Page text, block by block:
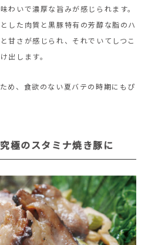
わいで濃厚な旨みが感じられます。
した肉質と黒豚特有の芳醇な脂のハ
甘さが感じられ、それでいてしつこ
出します。
め、食欲のない夏バテの時期にもぴ
極のスタミナ焼き豚に